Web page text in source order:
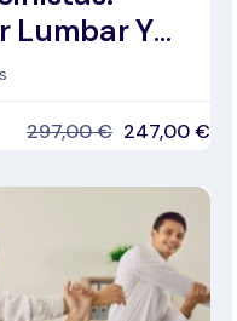
Lumbar Y
297,00€ 247,00€